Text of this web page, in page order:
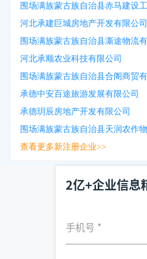
围场满族蒙古族自治县赤马建设
河北承建巨城房地产开发有限公司
围场满族蒙古族自治县澌途物流
河北承顺农业科技有限公司
围场满族蒙古族自治县合阁商贸
承德中安百途旅游发展有限公司
承德玥辰房地产开发有限公司
围场满族蒙古族自治县天润农作
查看更多新注册企业>>
2亿+企业信息
手机号 *